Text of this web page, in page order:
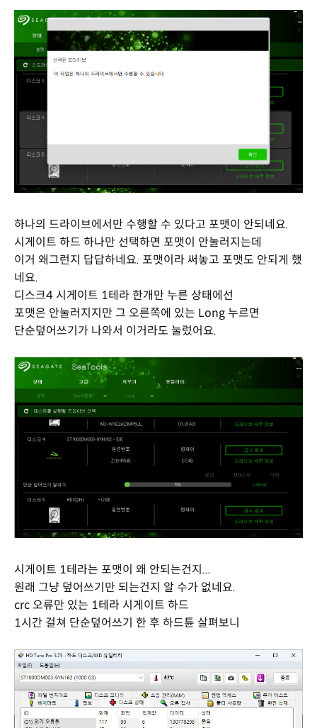
하나의 드라이브에서만 수행할 수 있다고 포맷이 안되네요.
시게이트 하드 하나만 선택하면 포맷이 안눌러지는데
이거 왜그런지 답답하네요. 포맷이라 써놓고 포맷도 안되게 했
네요.
디스크4 시게이트 1테라 한개만 누른 상태에선
포맷은 안눌러지지만 그 오른쪽에 있는 Long 누르면
단순덮어쓰기가 나와서 이거라도 눌렀어요.
시게이트 1테라는 포맷이 왜 안되는건지...
원래 그냥 덮어쓰기만 되는건지 알 수가 없네요.
crc 오류만 있는 1테라 시게이트 하드
1시간 걸쳐 단순덮어쓰기 한 후 하드튠 살펴보니